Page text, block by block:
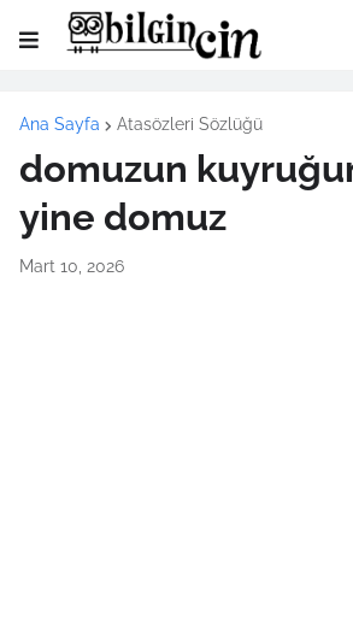
Ana Sayfa Atasözleri Sözlüğü
domuzun
yine domuz
Mart 10, 2026